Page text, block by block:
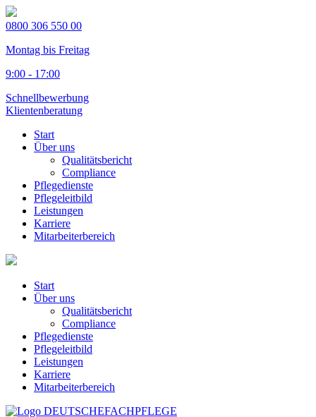
0800 306 550 00
Montag bis Freitag
9:00 - 17:00
Schnellbewerbung
Klientenberatung
Start
Über uns
Qualitätsbericht
Compliance
Pflegedienste
Pflegeleitbild
Leistungen
Karriere
Mitarbeiterbereich
Start
Über uns
Qualitätsbericht
Compliance
Pflegedienste
Pflegeleitbild
Leistungen
Karriere
Mitarbeiterbereich